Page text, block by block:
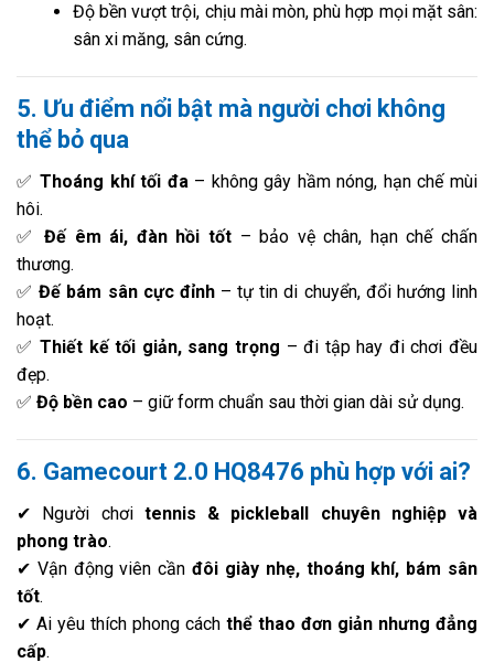
Độ bền vượt trội, chịu mài mòn, phù hợp mọi mặt sân:
sân xi măng, sân cứng.
5. Ưu điểm nổi bật mà người chơi không
thể bỏ qua
✅Thoáng khí tối đa– không gây hầm nóng, hạn chế mùi
hôi.
✅Đế êm ái, đàn hồi tốt – bảo vệ chân, hạn chế chấn
thương.
✅Đế bám sân cực đỉnh– tự tin di chuyển, đổi hướng linh
hoạt.
✅Thiết kế tối giản, sang trọng – đi tập hay đi chơi đều
đẹp.
✅ Độ bền cao – giữ form chuẩn sau thời gian dài sử dụng.
6. Gamecourt 2.0 HQ8476 phù hợp với ai?
✔ Người chơi tennis & pickleball chuyên nghiệp và
phong trào.
✔ Vận động viên cầnđôi giày nhẹ, thoáng khí, bám sân
tốt.
✔ Ai yêu thích phong cách thể thao đơn giản nhưng đẳng
cấp.